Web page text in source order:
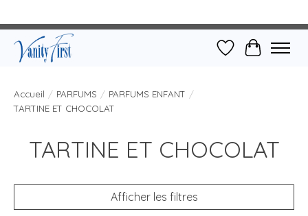
Liste dePanier
Accueil / PARFUMS / PARFUMS ENFANT /
TARTINE ET CHOCOLAT
TARTINE ET CHOCOLAT
Afficher les filtres